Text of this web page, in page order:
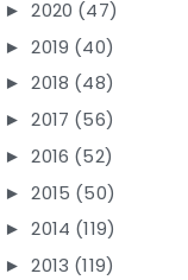
► 2020 (47)
► 2019 (40)
► 2018 (48)
► 2017 (56)
► 2016 (52)
► 2015 (50)
► 2014 (119)
► 2013 (119)